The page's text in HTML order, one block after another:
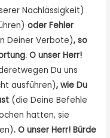
Nachlässigkeit)
oder Fehler
Deiner Verbote), so
O unser Herr!
Du uns
ausführen), wie Du
(die Deine Befehle
hatten, sie
. O unser Herr! Bürde